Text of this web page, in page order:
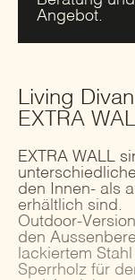
Angebot.
Living
EXTRA
EXTRA WALL
den Innen- als
erhältlich sind.
Outdoor-
den
lackiertem
Sperrholz für